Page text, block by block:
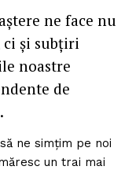
ne face nu
și subțiri
noastre
de
ne simțim pe noi
un trai mai